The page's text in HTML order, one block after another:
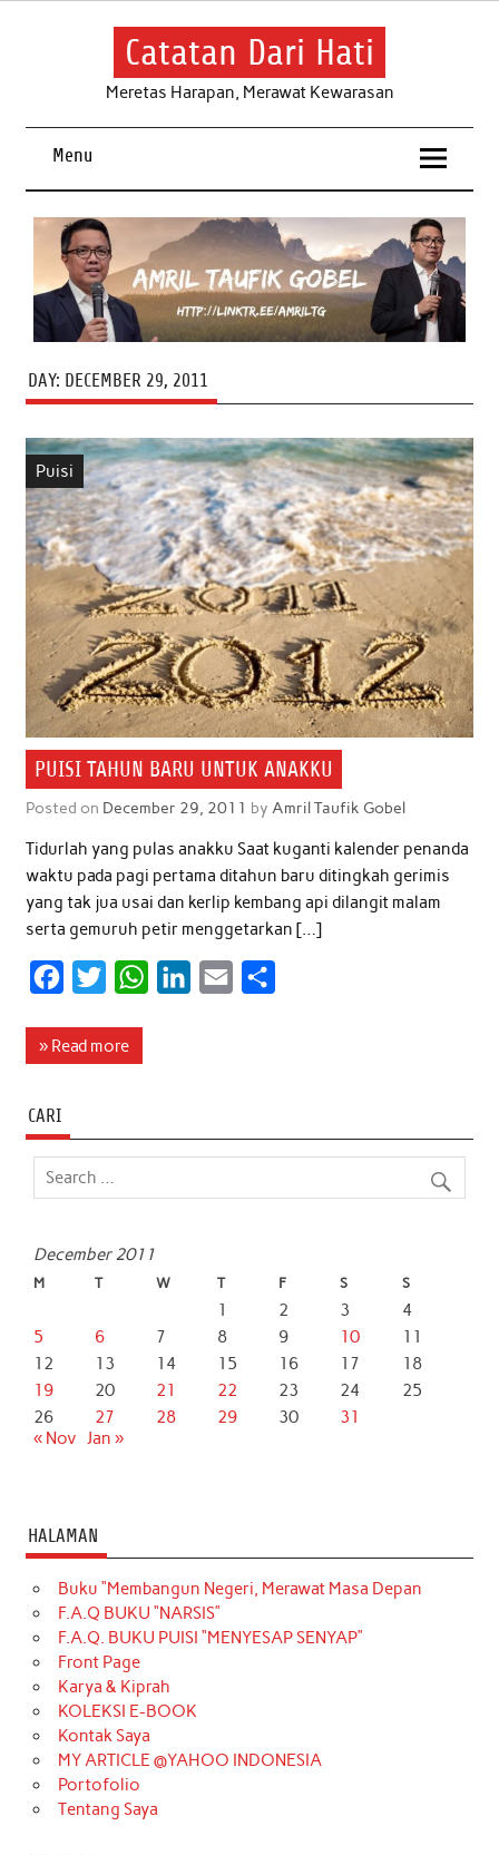
Skip
Catatan Dari Hati
Meretas Harapan, Merawat Kewarasan
Menu
DAY: DECEMBER 29, 2011
Puisi
PUISI TAHUN BARU UNTUK ANAKKU
Posted on December 29, 2011 by Amril Taufik Gobel
Tidurlah yang pulas anakku Saat kuganti kalender penanda
waktu pada pagi pertama ditahun baru ditingkah gerimis
yang tak jua usai dan kerlip kembang api dilangit malam
serta gemuruh petir menggetarkan […]
c
o
o
i
e
W
A
d
» Read more
CARI
December 2011
M T W T F S S
1 2 3
4
5
6 7 8 9 10
11
12
13 14 15 16 17
18
19
20 21 22 23 24
25
26
27 28 29 30
31
« Nov Jan »
HALAMAN
Buku “Membangun Negeri, Merawat Masa Depan
F.A.Q BUKU “NARSIS”
F.A.Q. BUKU PUISI “MENYESAP SENYAP”
Front Page
Karya & Kiprah
KOLEKSI E-BOOK
Kontak Saya
MY ARTICLE @YAHOO INDONESIA
Portofolio
Tentang Saya